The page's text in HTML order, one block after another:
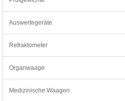
Auswertegeräte
Refraktometer
Organwaage
Medizinische Waagen